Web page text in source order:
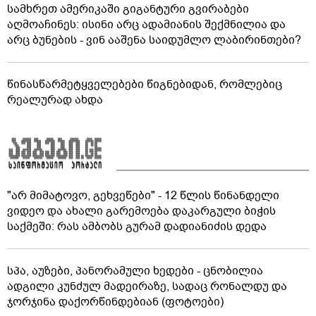
სამხრეთ ამერიკაში გიგანტური გვირაბები
აღმოაჩინეს: ისინი არც ადამიანის შექმნილია და
არც ბუნების - ვინ ააშენა საიდუმლო ლაბირინთები?
წინასწარმეტყველებები წიგნებიდან, რომლებიც
რეალურად ახდა
"არ მიმატოვო, გეხვეწები" - 12 წლის წინანდელი
ვიდეო და ახალი გარემოება დაკარგული ბიჭის
საქმეში: რას ამბობს გურამ დადიანიძის დედა
სპა, აუზები, პანორამული ხედები - ცნობილია
ადგილი კუნძულ მადეირაზე, სადაც რონალდუ და
ჯორჯინა დაქორწინდებიან (ფოტოები)